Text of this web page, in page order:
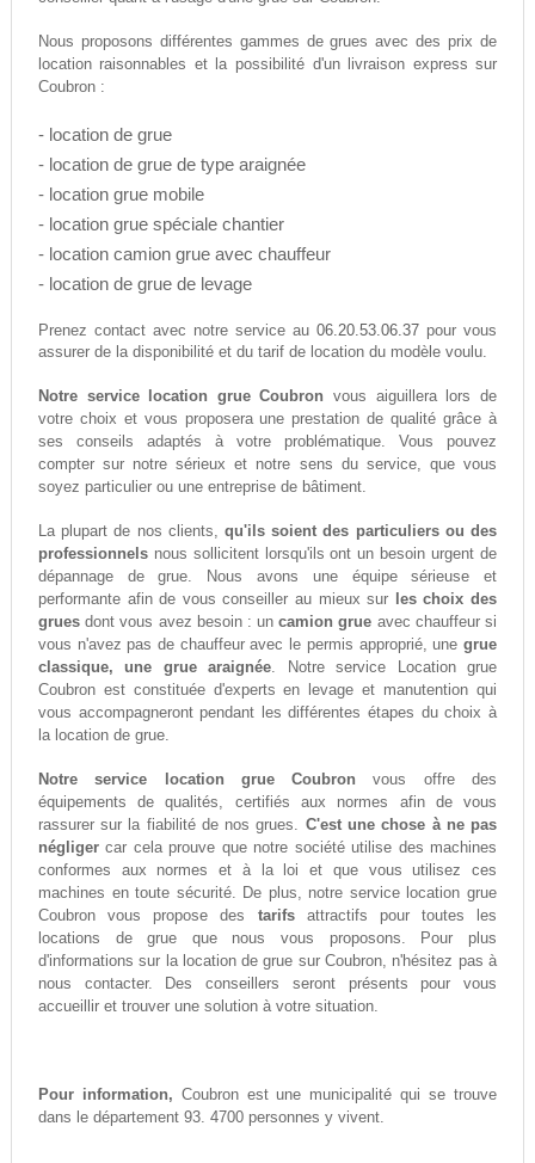
Nous proposons différentes gammes de grues avec des prix de
location raisonnables et la possibilité d'un livraison express sur
Coubron :
- location de grue
- location de grue de type araignée
- location grue mobile
- location grue spéciale chantier
- location camion grue avec chauffeur
- location de grue de levage
Prenez contact avec notre service au06.20.53.06.37 pour vous
assurer de la disponibilité et du tarif de location du modèle voulu.
Notre service location grue Coubron vous aiguillera lors de
votre choix et vous proposera une prestation de qualité grâce à
ses conseils adaptés à votre problématique. Vous pouvez
compter sur notre sérieux et notre sens du service, que vous
soyez particulier ou une entreprise de bâtiment.
La plupart de nos clients, qu'ils soient des particuliers ou des
professionnelsnous sollicitent lorsqu'ils ont un besoin urgent de
dépannage de grue. Nous avons une équipe sérieuse et
performante afin de vous conseiller au mieux sur
les choix des
gruesdont vous avez besoin : uncamion grue avec chauffeur si
vous n'avez pas de chauffeur avec le permis approprié, unegrue
classique, une grue araignée. Notre service Location grue
Coubron est constituée d'experts en levage et manutention qui
vous accompagneront pendant les différentes étapes du choix à
la location de grue.
Notre service location grue Coubron vous offre des
équipements de qualités, certifiés aux normes afin de vous
rassurer sur la fiabilité de nos grues. C'est une chose à ne pas
négligercar cela prouve que notre société utilise des machines
conformes aux normes et à la loi et que vous utilisez ces
machines en toute sécurité. De plus, notre service location grue
Coubron vous propose des tarifsattractifs pour toutes les
locations de grue que nous vous proposons. Pour plus
d'informations sur la location de grue sur Coubron, n'hésitez pas à
nous contacter. Des conseillers seront présents pour vous
accueillir et trouver une solution à votre situation.
Pour information, Coubron est une municipalité qui se trouve
dans le département 93. 4700 personnes y vivent.